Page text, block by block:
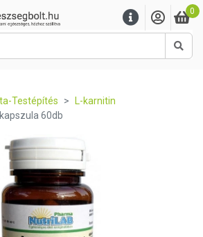
0
Testépítés
L-karnitin
60db